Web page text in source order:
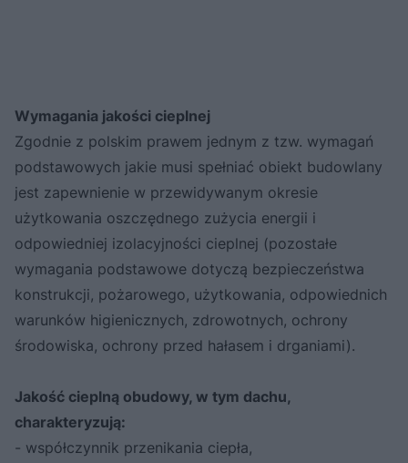
Wymagania jakości cieplnej
Zgodnie z polskim prawem jednym z tzw. wymagań
podstawowych jakie musi spełniać obiekt budowlany
jest zapewnienie w przewidywanym okresie
użytkowania oszczędnego zużycia energii i
odpowiedniej izolacyjności cieplnej (pozostałe
wymagania podstawowe dotyczą bezpieczeństwa
konstrukcji, pożarowego, użytkowania, odpowiednich
warunków higienicznych, zdrowotnych, ochrony
środowiska, ochrony przed hałasem i drganiami).
Jakość cieplną obudowy, w tym dachu,
charakteryzują:
- współczynnik przenikania ciepła,